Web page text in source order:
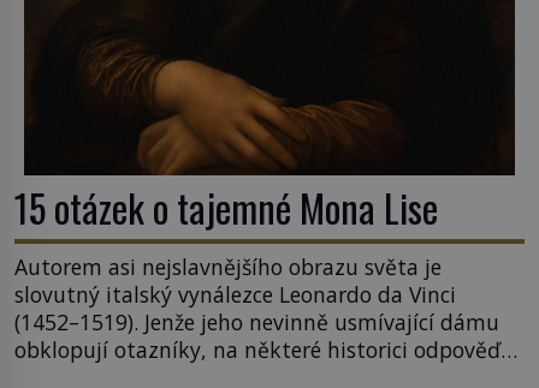
15 otázek o tajemné Mona Lise
Autorem asi nejslavnějšího obrazu světa je
slovutný italský vynálezce Leonardo da Vinci
(1452–1519). Jenže jeho nevinně usmívající dámu
obklopují otazníky, na některé historici odpověď